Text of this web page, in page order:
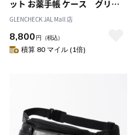
ット お薬手帳 ケース グリー
ン[オススメ対象]
GLENCHECK JAL Mall 店
8,800 円 （税込）
積算 80 マイル (1倍)